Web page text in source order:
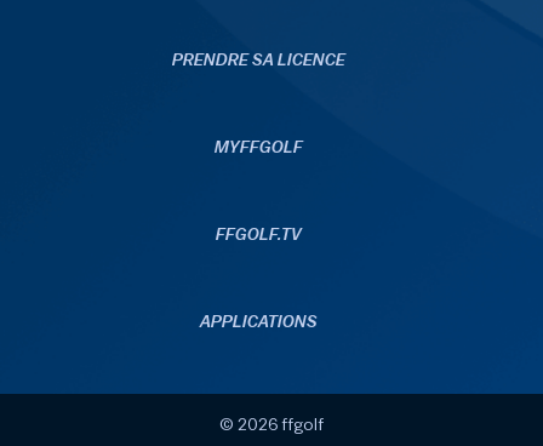
PRENDRE SA LICENCE
MYFFGOLF
FFGOLF.TV
APPLICATIONS
© 2026 ffgolf